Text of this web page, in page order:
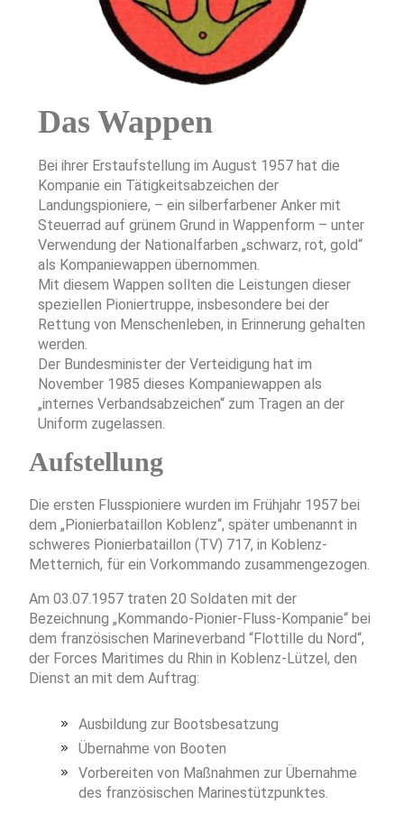
Das Wappen
Bei ihrer Erstaufstellung im August 1957 hat die
Kompanie ein Tätigkeitsabzeichen der
Landungspioniere, – ein silberfarbener Anker mit
Steuerrad auf grünem Grund in Wappenform – unter
Verwendung der Nationalfarben „schwarz, rot, gold“
als Kompaniewappen übernommen.
Mit diesem Wappen sollten die Leistungen dieser
speziellen Pioniertruppe, insbesondere bei der
Rettung von Menschenleben, in Erinnerung gehalten
werden.
Der Bundesminister der Verteidigung hat im
November 1985 dieses Kompaniewappen als
„internes Verbandsabzeichen“ zum Tragen an der
Uniform zugelassen.
Aufstellung
Die ersten Flusspioniere wurden im Frühjahr 1957 bei
dem „Pionierbataillon Koblenz“, später umbenannt in
schweres Pionierbataillon (TV) 717, in Koblenz-
Metternich, für ein Vorkommando zusammengezogen.
Am 03.07.1957 traten 20 Soldaten mit der
Bezeichnung „Kommando-Pionier-Fluss-Kompanie“ bei
dem französischen Marineverband “Flottille du Nord“,
der Forces Maritimes du Rhin in Koblenz-Lützel, den
Dienst an mit dem Auftrag:
Ausbildung zur Bootsbesatzung
Übernahme von Booten
Vorbereiten von Maßnahmen zur Übernahme
des französischen Marinestützpunktes.